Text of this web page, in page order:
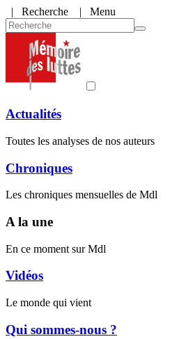
| Recherche | Menu
Actualités
Toutes les analyses de nos auteurs
Chroniques
Les chroniques mensuelles de Mdl
A la une
En ce moment sur Mdl
Vidéos
Le monde qui vient
Qui sommes-nous ?